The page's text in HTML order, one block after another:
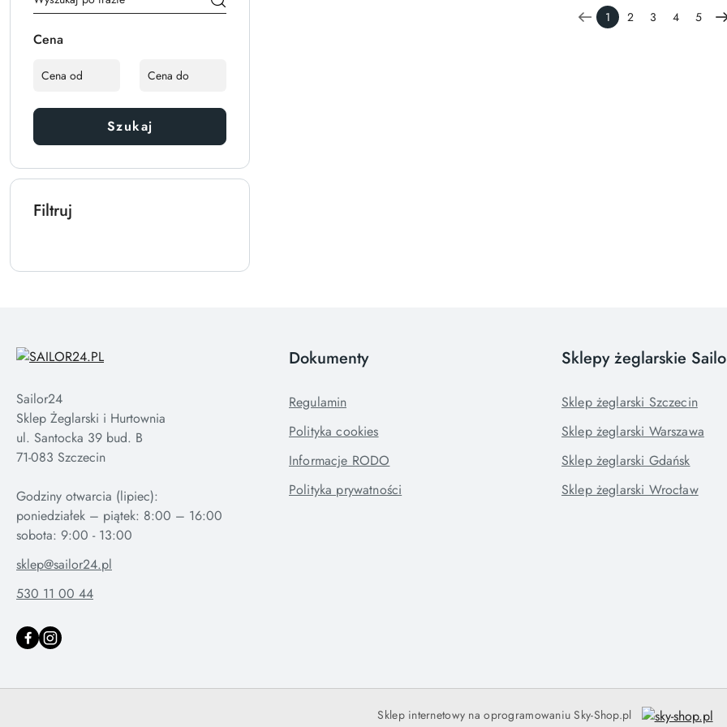
Cena
Szukaj
Filtruj
1 2 3 4 5
Sailor24
Sklep Żeglarski i Hurtownia
ul. Santocka 39 bud. B
71-083 Szczecin
Godziny otwarcia (lipiec):
poniedziałek – piątek: 8:00 – 16:00
sklep@sailor24.pl
530 11 00 44
Dokumenty
Regulamin
Polityka cookies
Informacje RODO
Polityka prywatności
Sklepy żeglarskie
Sklep żeglarski Szczecin
Sklep żeglarski Warszawa
Sklep żeglarski Gdańsk
Sklep żeglarski Wrocław
Sklep internetowy na oprogramowaniu Sky-Shop.pl